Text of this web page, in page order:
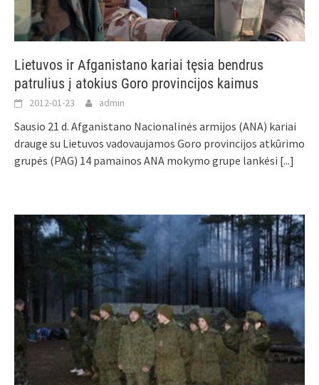
Lietuvos ir Afganistano kariai tęsia bendrus
patrulius į atokius Goro provincijos kaimus
2012-01-23 admin
Sausio 21 d. Afganistano Nacionalinės armijos (ANA) kariai
drauge su Lietuvos vadovaujamos Goro provincijos atkūrimo
grupės (PAG) 14 pamainos ANA mokymo grupe lankėsi [...]